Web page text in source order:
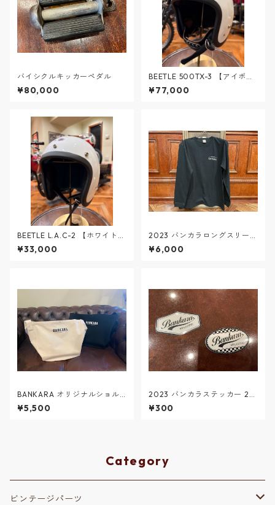
バイシクルキッカーペダル
¥80,000
BEETLE 500TX-3 【アイボリ
ー】 Ｌサイズ
¥77,000
BEETLE L.A.C-2 【ホワイト】
Lサイズ
¥33,000
2023 バンカラロングスリーブ
Ｔシャツ＃２ 黒
¥6,000
BANKARA オリジナルショル
ダーバッグ
¥5,500
2023 バンカラステッカー 2枚
SET #1
¥300
Category
ビンテージパーツ